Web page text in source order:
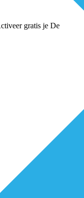
gratis je De